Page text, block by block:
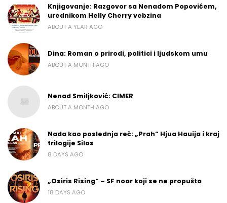
Knjigovanje: Razgovor sa Nenadom Popovićem,
urednikom Helly Cherry vebzina
ABOUT A YEAR AGO
Dina: Roman o prirodi, politici i ljudskom umu
ABOUT A MONTH AGO
Nenad Smiljković: CIMER
ABOUT A MONTH AGO
Nada kao poslednja reč: „Prah“ Hjua Hauija i kraj
trilogije Silos
8 DAYS AGO
„Osiris Rising“ – SF noar koji se ne propušta
18 DAYS AGO